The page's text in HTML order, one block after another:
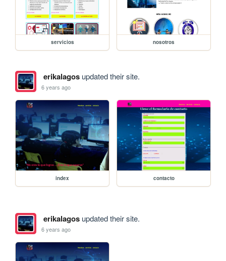
servicios nosotros
erikalagosupdated their site.
6 years ago
index contacto
erikalagosupdated their site.
6 years ago